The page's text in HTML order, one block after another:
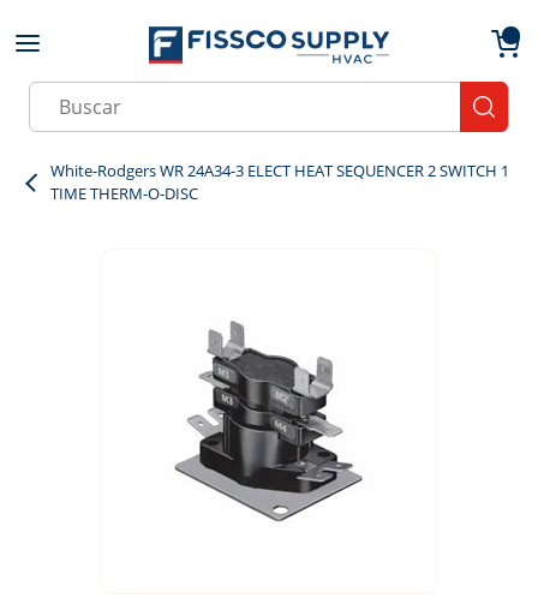
Skip to main content
Site Search
White-Rodgers WR 24A34-3 ELECT HEAT SEQUENCER 2 SWITCH 1
TIME THERM-O-DISC